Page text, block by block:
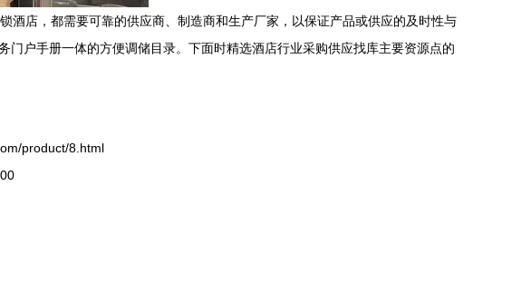
店，都需要可靠的供应商、制造商和生产厂家，以保证产品或供应的及时性与
户手册一体的方便调储目录。下面时精选酒店行业采购供应找库主要资源点的
product/8.html